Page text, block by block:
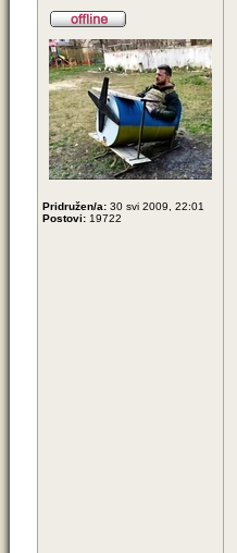
Pridružen/a: 30 svi 2009, 22:01
Postovi: 19722